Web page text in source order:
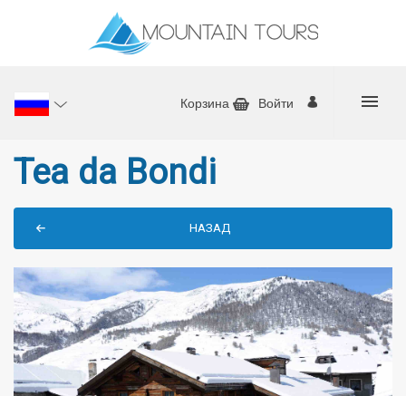
Войти
Корзина
Tea da Bondi
НАЗАД